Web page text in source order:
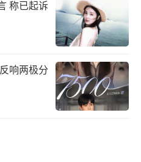
称已起诉
响两极分